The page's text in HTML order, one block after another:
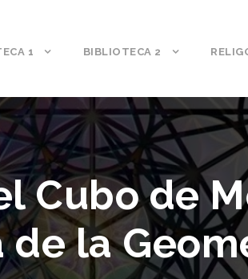
1 BIBLIOTECA 2
Cubo de
de la